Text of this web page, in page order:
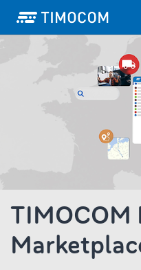
TIMOCOM